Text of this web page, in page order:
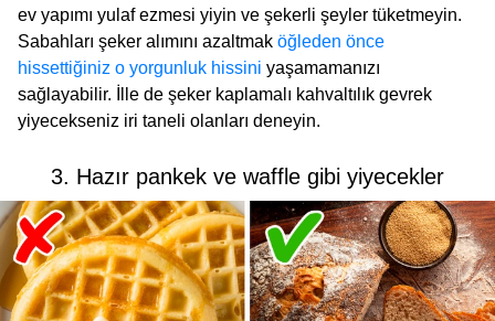
ev yapımı yulaf ezmesi yiyin ve şekerli şeyler tüketmeyin.
Sabahları şeker alımını azaltmak öğleden önce
hissettiğiniz o yorgunluk hissini yaşamamanızı
sağlayabilir. İlle de şeker kaplamalı kahvaltılık gevrek
yiyecekseniz iri taneli olanları deneyin.
3. Hazır pankek ve waffle gibi yiyecekler